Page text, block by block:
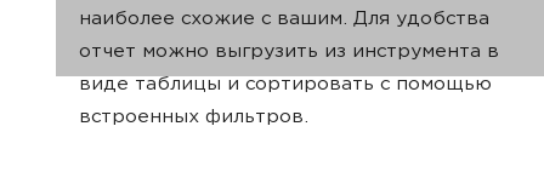
наиболее схожие с вашим. Для удобства
отчет можно выгрузить из инструмента в
виде таблицы и сортировать с помощью
встроенных фильтров.